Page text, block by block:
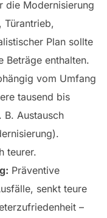
die Modernisierung
Türantrieb,
Plan sollte
Beträge enthalten.
vom Umfang
tausend bis
B. Austausch
teurer.
Präventive
senkt teure
–